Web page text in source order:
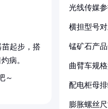
起步，搭
病。
～
光线传媒
横担型号
锰矿石产
曲臂车规
配电柜母
膨胀螺丝